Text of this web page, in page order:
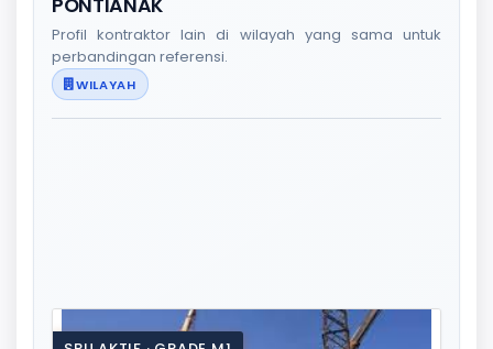
Profil kontraktor lain di wilayah yang sama untuk
perbandingan referensi.
WILAYAH